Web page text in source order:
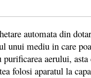
automata din
unui mediu in care
aerului,
folosi aparatul la